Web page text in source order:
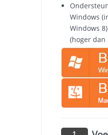
Windows
Windows
(hoger dan